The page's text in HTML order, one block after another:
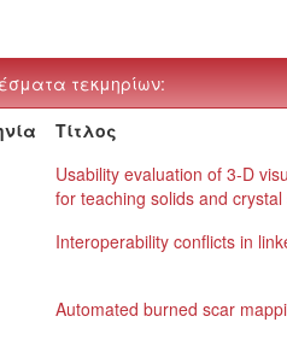
τεκμηρίων:
Τίτλος
Usability evaluation of 3-D
for teaching solids and
Interoperability conflicts in
Automated burned scar